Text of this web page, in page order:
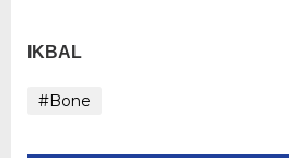
IKBAL
#Bone